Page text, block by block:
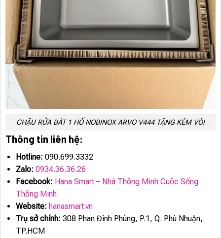
CHẬU RỬA BÁT 1 HỐ NOBINOX ARVO V444 TẶNG KÈM VÒI
Thông tin liên hệ:
Hotline: 090.699.3332
Zalo: 0934.36.36.26
Facebook: Hana Smart – Nhà Thông Minh Cuộc Sống
Thông Minh
Website: hanasmart.vn
Trụ sở chính: 308 Phan Đình Phùng, P.1, Q. Phú Nhuận,
TP.HCM